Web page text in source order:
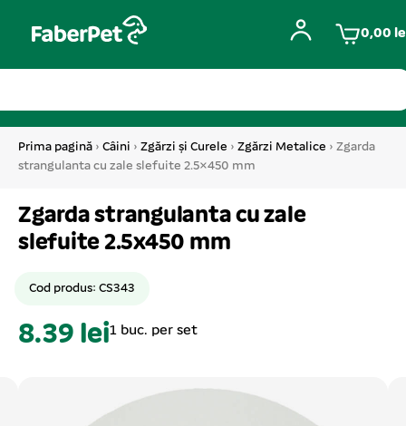
0,00
Prima pagină › Câini › Zgărzi și Curele › Zgărzi Metalice › Zgarda
strangulanta cu zale slefuite 2.5×450 mm
Zgarda strangulanta cu zale
slefuite 2.5x450 mm
Cod produs: CS343
8.39 lei1 buc. per set